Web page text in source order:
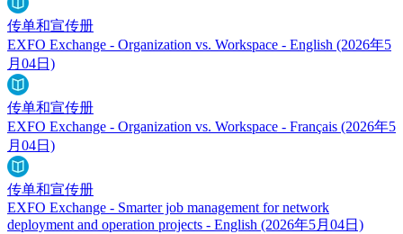
合
作
伙
伴
供
应
商
传单和宣传册
EXFO Exchange - Organization vs. Workspace - English (2026年5
月04日)
传单和宣传册
EXFO Exchange - Organization vs. Workspace - Français (2026年5
月04日)
传单和宣传册
EXFO Exchange - Smarter job management for network
deployment and operation projects - English (2026年5月04日)